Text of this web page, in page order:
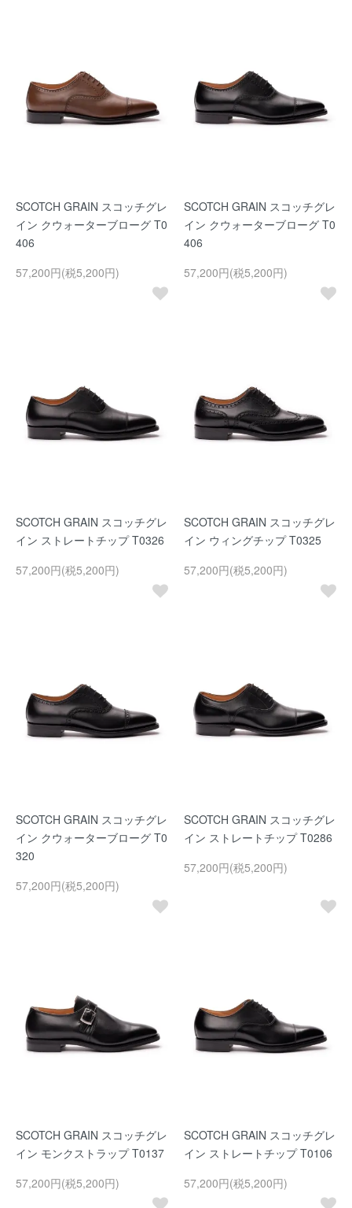
SCOTCH GRAIN スコッチグレ
イン クウォーターブローグ T0
406
57,200円(税5,200円)
SCOTCH GRAIN スコッチグレ
イン クウォーターブローグ T0
406
57,200円(税5,200円)
SCOTCH GRAIN スコッチグレ
イン ストレートチップ T0326
57,200円(税5,200円)
SCOTCH GRAIN スコッチグレ
イン ウィングチップ T0325
57,200円(税5,200円)
SCOTCH GRAIN スコッチグレ
イン クウォーターブローグ T0
320
57,200円(税5,200円)
SCOTCH GRAIN スコッチグレ
イン ストレートチップ T0286
57,200円(税5,200円)
SCOTCH GRAIN スコッチグレ
イン モンクストラップ T0137
57,200円(税5,200円)
SCOTCH GRAIN スコッチグレ
イン ストレートチップ T0106
57,200円(税5,200円)